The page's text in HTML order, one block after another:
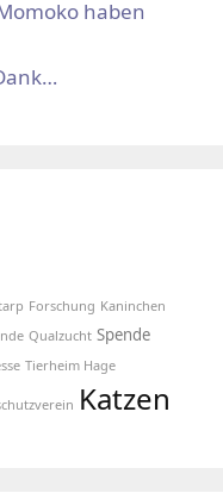
haben
Forschung Kaninchen
Qualzucht Spende
Tierheim Hage
Katzen